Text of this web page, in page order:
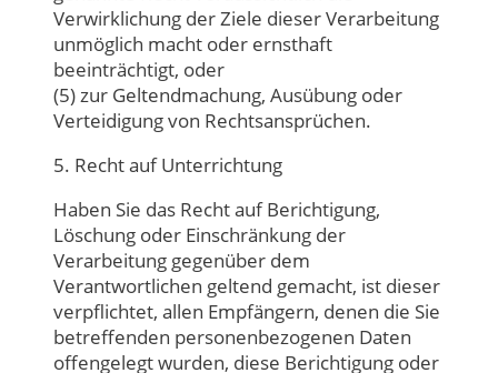
Verwirklichung der Ziele dieser Verarbeitung
unmöglich macht oder ernsthaft
beeinträchtigt, oder
(5) zur Geltendmachung, Ausübung oder
Verteidigung von Rechtsansprüchen.
5. Recht auf Unterrichtung
Haben Sie das Recht auf Berichtigung,
Löschung oder Einschränkung der
Verarbeitung gegenüber dem
Verantwortlichen geltend gemacht, ist dieser
verpflichtet, allen Empfängern, denen die Sie
betreffenden personenbezogenen Daten
offengelegt wurden, diese Berichtigung oder